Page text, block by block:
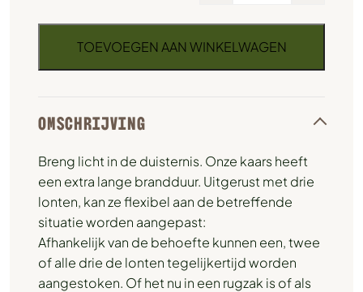
TOEVOEGEN AAN WINKELWAGEN
OMSCHRIJVING
Breng licht in de duisternis. Onze kaars heeft
een extra lange brandduur. Uitgerust met drie
lonten, kan ze flexibel aan de betreffende
situatie worden aangepast:
Afhankelijk van de behoefte kunnen een, twee
of alle drie de lonten tegelijkertijd worden
aangestoken. Of het nu in een rugzak is of als